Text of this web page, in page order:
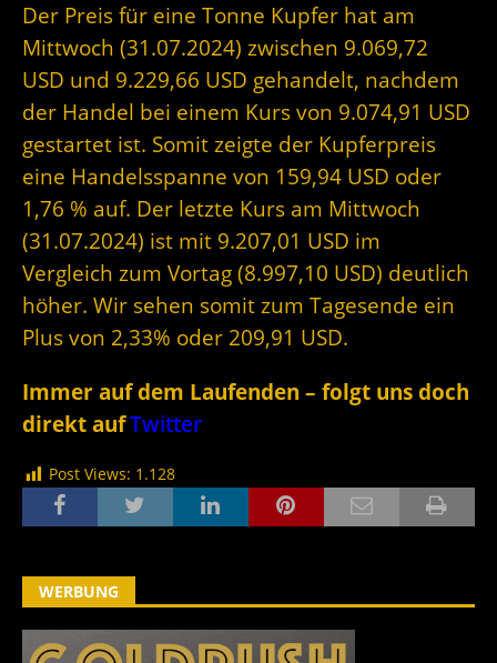
Der Preis für eine Tonne Kupfer hat am
Mittwoch (31.07.2024) zwischen 9.069,72
USD und 9.229,66 USD gehandelt, nachdem
der Handel bei einem Kurs von 9.074,91 USD
gestartet ist. Somit zeigte der Kupferpreis
eine Handelsspanne von 159,94 USD oder
1,76 % auf. Der letzte Kurs am Mittwoch
(31.07.2024) ist mit 9.207,01 USD im
Vergleich zum Vortag (8.997,10 USD) deutlich
höher. Wir sehen somit zum Tagesende ein
Plus von 2,33% oder 209,91 USD.
Immer auf dem Laufenden – folgt uns doch
direkt aufTwitter
Post Views: 1.128
WERBUNG